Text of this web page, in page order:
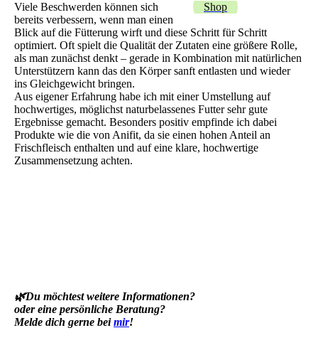
Shop
Viele Beschwerden können sich
bereits verbessern, wenn man einen
Blick auf die Fütterung wirft und diese Schritt für Schritt
optimiert. Oft spielt die Qualität der Zutaten eine größere Rolle,
als man zunächst denkt – gerade in Kombination mit natürlichen
Unterstützern kann das den Körper sanft entlasten und wieder
ins Gleichgewicht bringen.
Aus eigener Erfahrung habe ich mit einer Umstellung auf
hochwertiges, möglichst naturbelassenes Futter sehr gute
Ergebnisse gemacht. Besonders positiv empfinde ich dabei
Produkte wie die von Anifit, da sie einen hohen Anteil an
Frischfleisch enthalten und auf eine klare, hochwertige
Zusammensetzung achten.
🌿Du möchtest weitere Informationen?
oder eine persönliche Beratung?
Melde dich gerne beimir!